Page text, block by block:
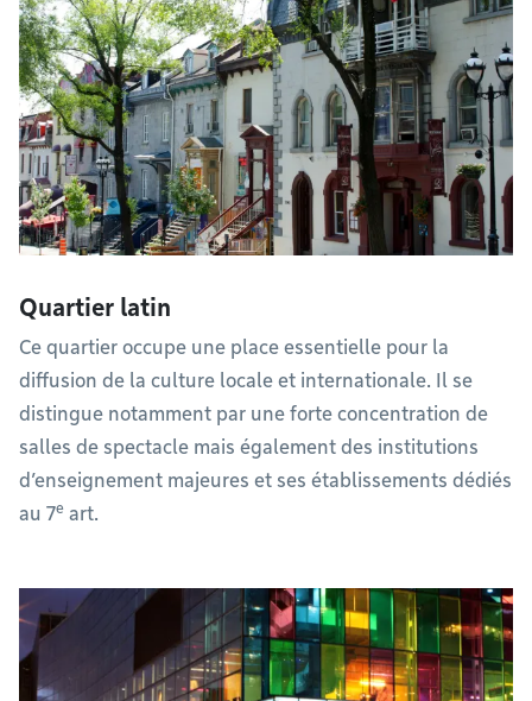
Quartier latin
Ce quartier occupe une place essentielle pour la
diffusion de la culture locale et internationale. Il se
distingue notamment par une forte concentration de
salles de spectacle mais également des institutions
d’enseignement majeures et ses établissements dédiés
au 7e art.